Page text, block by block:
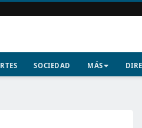
SOCIEDAD MÁS